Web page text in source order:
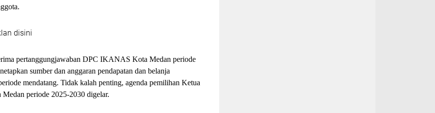
disini
pertanggungjawaban DPC IKANAS Kota Medan periode
sumber dan anggaran pendapatan dan belanja
mendatang. Tidak kalah penting, agenda pemilihan Ketua
periode 2025-2030 digelar.